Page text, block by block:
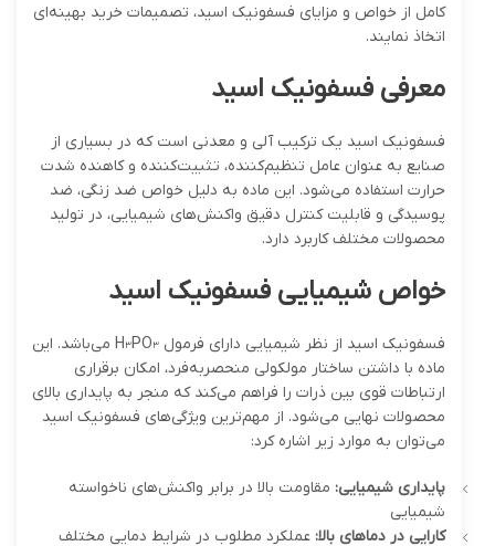
کامل از خواص و مزایای فسفونیک اسید، تصمیمات خرید بهینه‌ای
اتخاذ نمایند.
معرفی فسفونیک اسید
فسفونیک اسید یک ترکیب آلی و معدنی است که در بسیاری از
صنایع به عنوان عامل تنظیم‌کننده، تثبیت‌کننده و کاهنده شدت
حرارت استفاده می‌شود. این ماده به دلیل خواص ضد زنگی، ضد
پوسیدگی و قابلیت کنترل دقیق واکنش‌های شیمیایی، در تولید
محصولات مختلف کاربرد دارد.
خواص شیمیایی فسفونیک اسید
فسفونیک اسید از نظر شیمیایی دارای فرمول H₃PO₃ می‌باشد. این
ماده با داشتن ساختار مولکولی منحصربه‌فرد، امکان برقراری
ارتباطات قوی بین ذرات را فراهم می‌کند که منجر به پایداری بالای
محصولات نهایی می‌شود. از مهم‌ترین ویژگی‌های فسفونیک اسید
می‌توان به موارد زیر اشاره کرد:
پایداری شیمیایی: مقاومت بالا در برابر واکنش‌های ناخواسته
شیمیایی
کارایی در دماهای بالا: عملکرد مطلوب در شرایط دمایی مختلف